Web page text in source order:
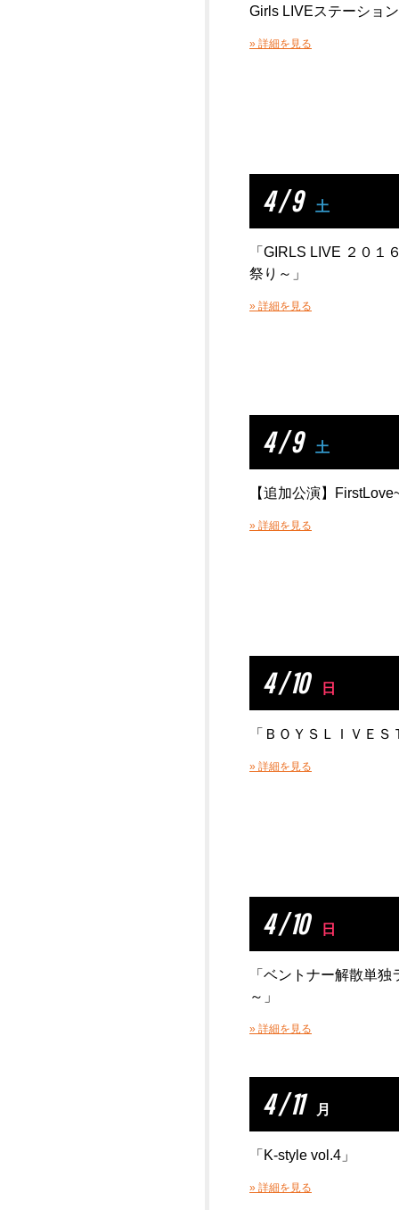
Girls LIVEステーショ
» 詳細を見る
4 / 9 土
「GIRLS LIVE ２０１
祭り～」
» 詳細を見る
4 / 9 土
【追加公演】
» 詳細を見る
4 / 10 日
「ＢＯＹＳＬＩＶＥ
» 詳細を見る
4 / 10 日
「ベントナー解散単
～」
» 詳細を見る
4 / 11 月
「K-style vol.4」
» 詳細を見る